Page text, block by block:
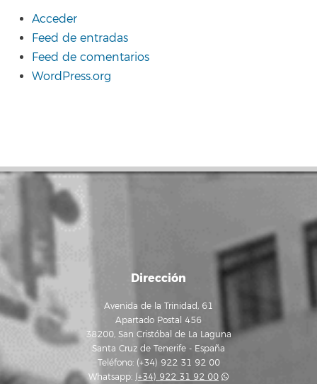
Acceder
Feed de entradas
Feed de comentarios
WordPress.org
Dirección
Avenida de la Trinidad, 61
Apartado Postal 456
38200, San Cristóbal de La Laguna
Santa Cruz de Tenerife - España
Teléfono: (+34) 922 31 92 00
Whatsapp: (+34) 922 31 92 00